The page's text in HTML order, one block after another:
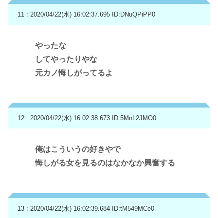
11 : 2020/04/22(水) 16:02:37.695 ID:DNuQPiPP0
やったな
してやったりやな
元カノ悔しがってるよ
12 : 2020/04/22(水) 16:02:38.673 ID:5MnL2JMO0
俺はこういうの好きやで
悔しがる女を見るのはなかなか興奮する
13 : 2020/04/22(水) 16:02:39.684 ID:tM549MCe0